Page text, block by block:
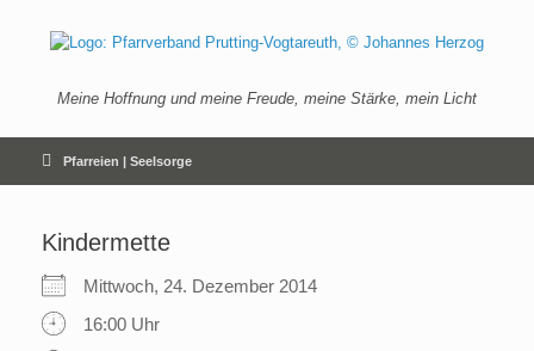
springen
Meine Hoffnung und meine Freude, meine Stärke, mein Licht
Pfarreien | Seelsorge
Kindermette
Mittwoch, 24. Dezember 2014
16:00 Uhr